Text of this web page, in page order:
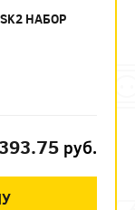
НАБОР
393.75 руб.